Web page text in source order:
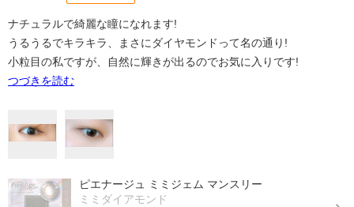
ナチュラルで綺麗な瞳になれます!
うるうるでキラキラ、まさにダイヤモンドって名の通り!
小粒目の私ですが、自然に輝きが出るのでお気に入りです!
つづきを読む
ピエナージュ ミミジェム マンスリー
ミミダイアモンド